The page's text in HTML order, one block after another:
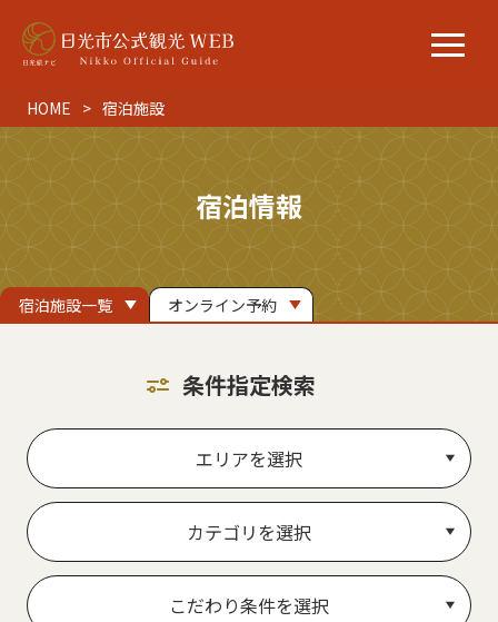
HOME 宿泊施設
宿泊情報
宿泊施設一覧 オンライン予約
条件指定検索
エリアを選択
カテゴリを選択
こだわり条件を選択